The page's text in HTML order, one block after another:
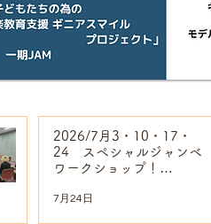
2026/7月3・10・17・
24 スペシャルジャンベ
ワークショップ！
7月24日